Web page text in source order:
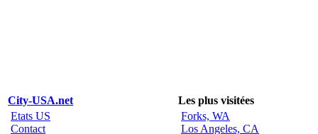
City-USA.net
Les plus visitées
Etats US
Contact
Forks, WA
Los Angeles, CA